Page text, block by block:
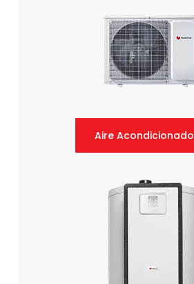
Aire Acondicionado